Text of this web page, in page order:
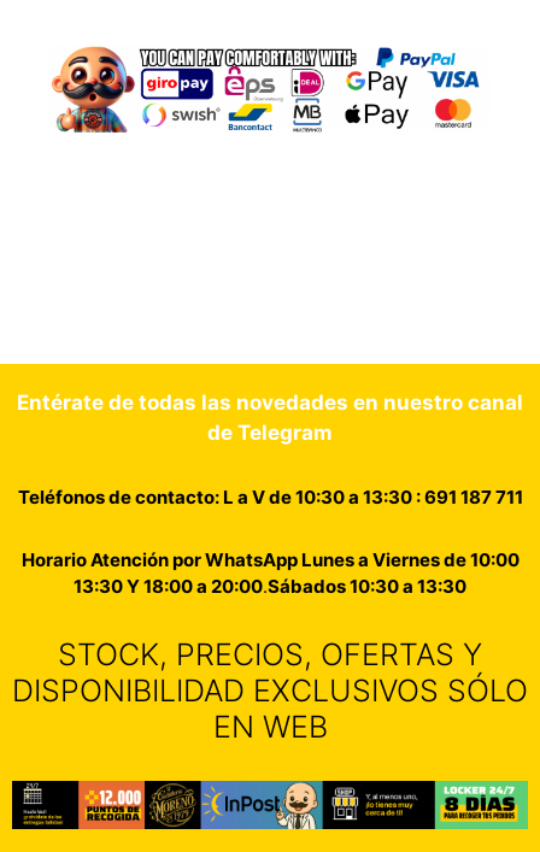
Entérate de todas las novedades en nuestro canal
de Telegram
Teléfonos de contacto: L a V de 10:30 a 13:30 : 691 187 711
Horario Atención por WhatsApp Lunes a Viernes de 10:00
13:30 Y 18:00 a 20:00.Sábados 10:30 a 13:30
STOCK, PRECIOS, OFERTAS Y
DISPONIBILIDAD EXCLUSIVOS SÓLO
EN WEB